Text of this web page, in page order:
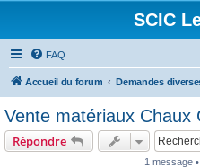
SCIC
FAQ
Accueil du forum Demandes
Vente matériaux Chaux
Répondre
1 message